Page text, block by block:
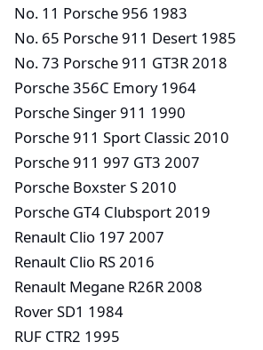
No. 11 Porsche 956 1983
No. 65 Porsche 911 Desert 1985
No. 73 Porsche 911 GT3R 2018
Porsche 356C Emory 1964
Porsche Singer 911 1990
Porsche 911 Sport Classic 2010
Porsche 911 997 GT3 2007
Porsche Boxster S 2010
Porsche GT4 Clubsport 2019
Renault Clio 197 2007
Renault Clio RS 2016
Renault Megane R26R 2008
Rover SD1 1984
RUF CTR2 1995